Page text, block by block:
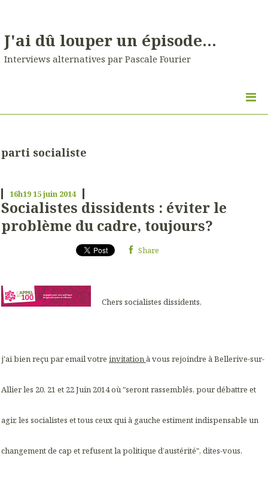
J'ai dû louper un épisode...
Interviews alternatives par Pascale Fourier
parti socialiste
16h1915juin 2014
Socialistes dissidents : éviter le
problème du cadre, toujours?
Share
Chers socialistes dissidents,
j'ai bien reçu par email votre invitation à vous rejoindre à Bellerive-sur-
Allier les 20, 21 et 22 Juin 2014 où "seront rassemblés, pour débattre et
agir, les socialistes et tous ceux qui à gauche estiment indispensable un
changement de cap et refusent la politique d’austérité", dites-vous.